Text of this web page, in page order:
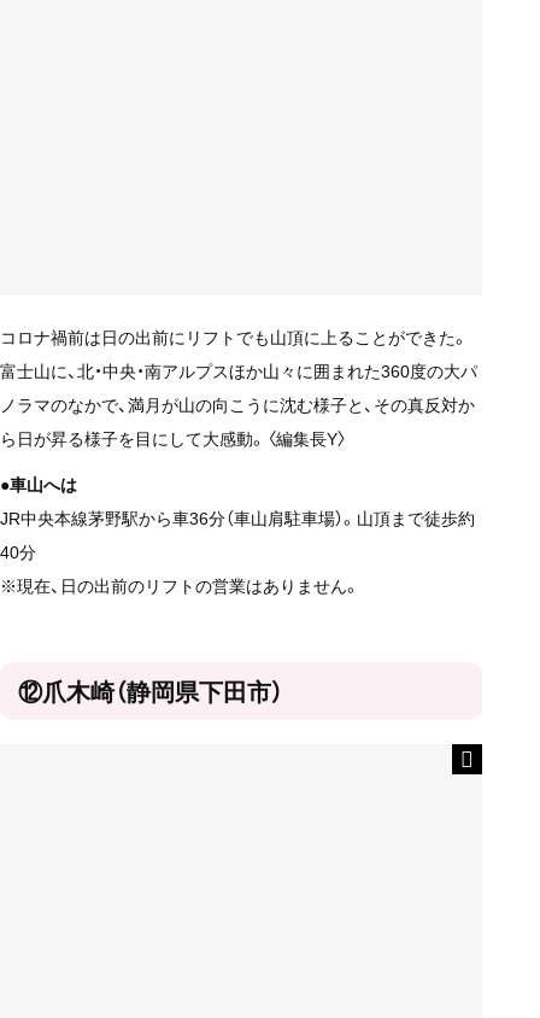
コロナ禍前は日の出前にリフトでも山頂に上ることができた。
富士山に、北・中央・南アルプスほか山々に囲まれた360度の大パ
ノラマのなかで、満月が山の向こうに沈む様子と、その真反対か
ら日が昇る様子を目にして大感動。〈編集長Y〉
●車山へは
JR中央本線茅野駅から車36分（車山肩駐車場）。山頂まで徒歩約
40分
※現在、日の出前のリフトの営業はありません。
⑫爪木崎（静岡県下田市）